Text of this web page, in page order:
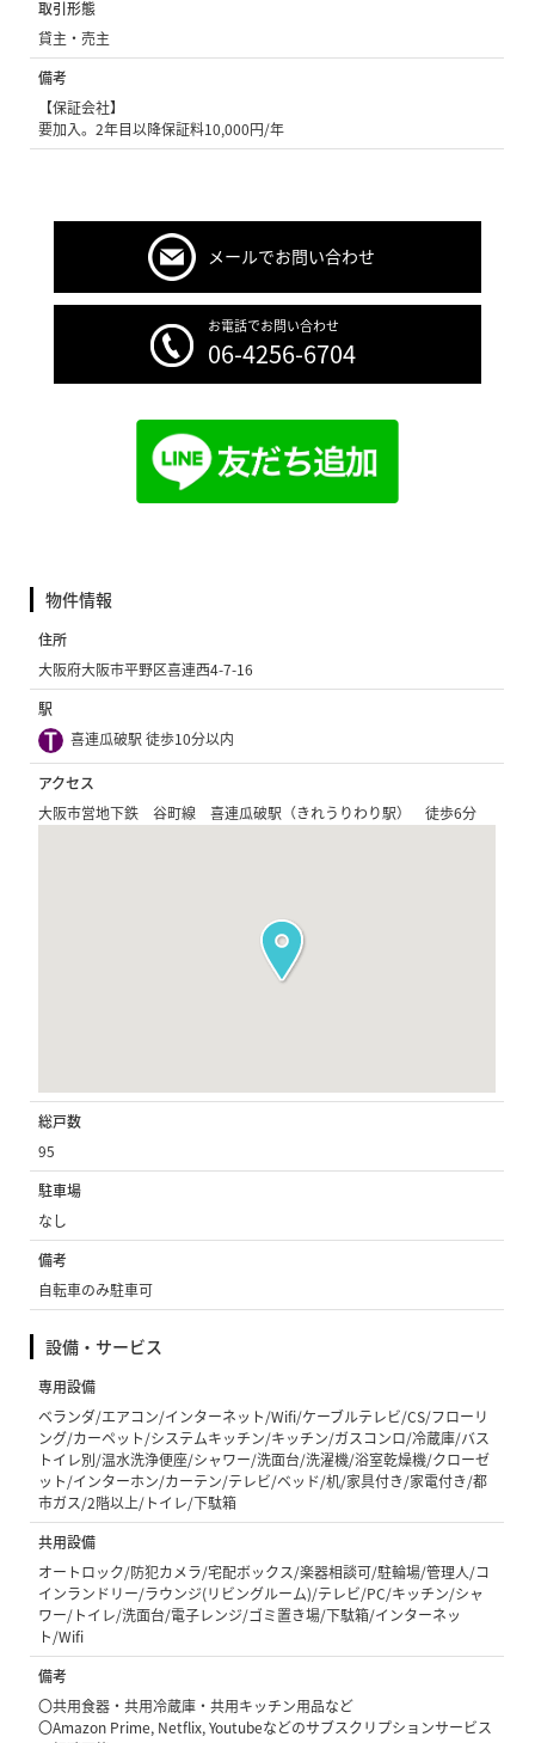
取引形態
貸主・売主
備考
【保証会社】
要加入。2年目以降保証料10,000円/年
メールでお問い合わせ
お電話でお問い合わせ
06-4256-6704
物件情報
住所
大阪府大阪市平野区喜連西4-7-16
駅
喜連瓜破駅 徒歩10分以内
アクセス
大阪市営地下鉄 谷町線 喜連瓜破駅（きれうりわり駅） 徒歩6分
総戸数
95
駐車場
なし
備考
自転車のみ駐車可
設備・サービス
専用設備
ベランダ/エアコン/インターネット/Wifi/ケーブルテレビ/CS/フローリ
ング/カーペット/システムキッチン/キッチン/ガスコンロ/冷蔵庫/バス
トイレ別/温水洗浄便座/シャワー/洗面台/洗濯機/浴室乾燥機/クローゼ
ット/インターホン/カーテン/テレビ/ベッド/机/家具付き/家電付き/都
市ガス/2階以上/トイレ/下駄箱
共用設備
オートロック/防犯カメラ/宅配ボックス/楽器相談可/駐輪場/管理人/コ
インランドリー/ラウンジ(リビングルーム)/テレビ/PC/キッチン/シャ
ワー/トイレ/洗面台/電子レンジ/ゴミ置き場/下駄箱/インターネッ
ト/Wifi
備考
〇共用食器・共用冷蔵庫・共用キッチン用品など
〇Amazon Prime, Netflix, Youtubeなどのサブスクリプションサービス